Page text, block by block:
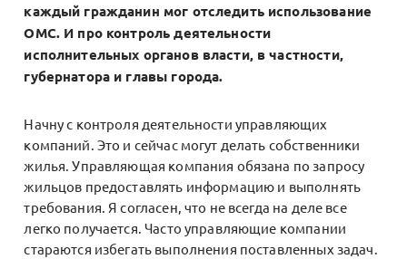
каждый гражданин мог отследить использование
ОМС. И про контроль деятельности
исполнительных органов власти, в частности,
губернатора и главы города.
Начну с контроля деятельности управляющих
компаний. Это и сейчас могут делать собственники
жилья. Управляющая компания обязана по запросу
жильцов предоставлять информацию и выполнять
требования. Я согласен, что не всегда на деле все
легко получается. Часто управляющие компании
стараются избегать выполнения поставленных задач.